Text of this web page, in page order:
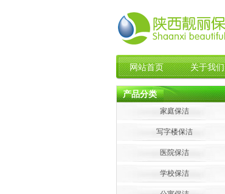
网站首页 关于我们
产品分类
家庭保洁
写字楼保洁
医院保洁
学校保洁